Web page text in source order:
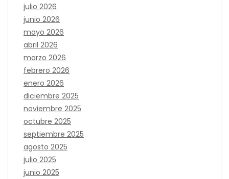
julio 2026
junio 2026
mayo 2026
abril 2026
marzo 2026
febrero 2026
enero 2026
diciembre 2025
noviembre 2025
octubre 2025
septiembre 2025
agosto 2025
julio 2025
junio 2025